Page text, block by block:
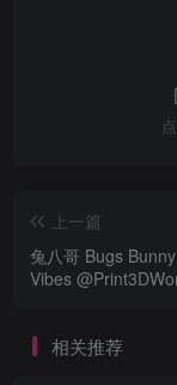
上一篇
兔八哥 Bugs
Vibes
相关推荐